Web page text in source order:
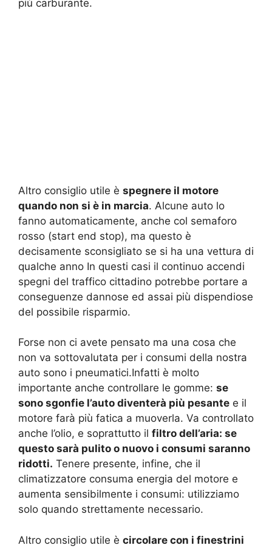
più carburante.
Altro consiglio utile è spegnere il motore
quando non si è in marcia. Alcune auto lo
fanno automaticamente, anche col semaforo
rosso (start end stop), ma questo è
decisamente sconsigliato se si ha una vettura di
qualche anno In questi casi il continuo accendi
spegni del traffico cittadino potrebbe portare a
conseguenze dannose ed assai più dispendiose
del possibile risparmio.
Forse non ci avete pensato ma una cosa che
non va sottovalutata per i consumi della nostra
auto sono i pneumatici.Infatti è molto
importante anche controllare le gomme: se
sono sgonfie l’auto diventerà più pesante e il
motore farà più fatica a muoverla. Va controllato
anche l’olio, e soprattutto il filtro dell’aria: se
questo sarà pulito o nuovo i consumi saranno
ridotti. Tenere presente, infine, che il
climatizzatore consuma energia del motore e
aumenta sensibilmente i consumi: utilizziamo
solo quando strettamente necessario.
Altro consiglio utile è circolare con i finestrini